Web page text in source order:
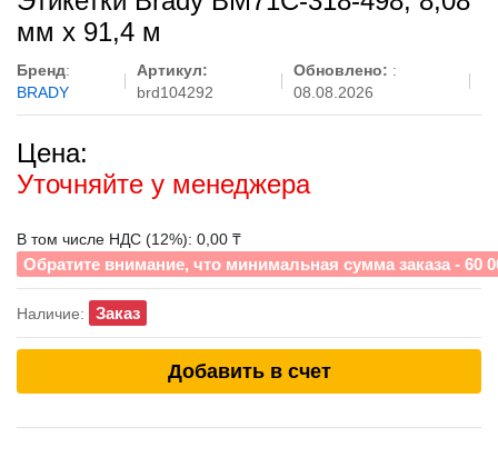
мм x 91,4 м
Бренд:
BRADY
Артикул:
brd104292
Обновлено: :
08.08.2026
Цена:
Уточняйте у менеджера
В том числе НДС (12%): 0,00 ₸
Обратите внимание, что минимальная сумма заказа - 60
Наличие: Заказ
Добавить в счет